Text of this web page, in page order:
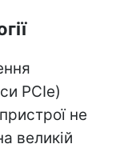
PCIe)
не
великій